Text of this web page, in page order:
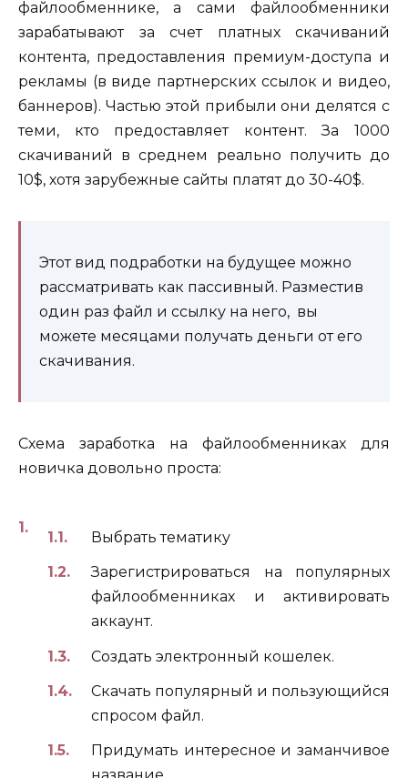
файлообменнике, а сами файлообменники
зарабатывают за счет платных скачиваний
контента, предоставления премиум-доступа и
рекламы (в виде партнерских ссылок и видео,
баннеров). Частью этой прибыли они делятся с
теми, кто предоставляет контент. За 1000
скачиваний в среднем реально получить до
10$, хотя зарубежные сайты платят до 30-40$.
Этот вид подработки на будущее можно
рассматривать как пассивный. Разместив
один раз файл и ссылку на него, вы
можете месяцами получать деньги от его
скачивания.
Схема заработка на файлообменниках для
новичка довольно проста:
Выбрать тематику
Зарегистрироваться на популярных
файлообменниках и активировать
аккаунт.
Создать электронный кошелек.
Скачать популярный и пользующийся
спросом файл.
Придумать интересное и заманчивое